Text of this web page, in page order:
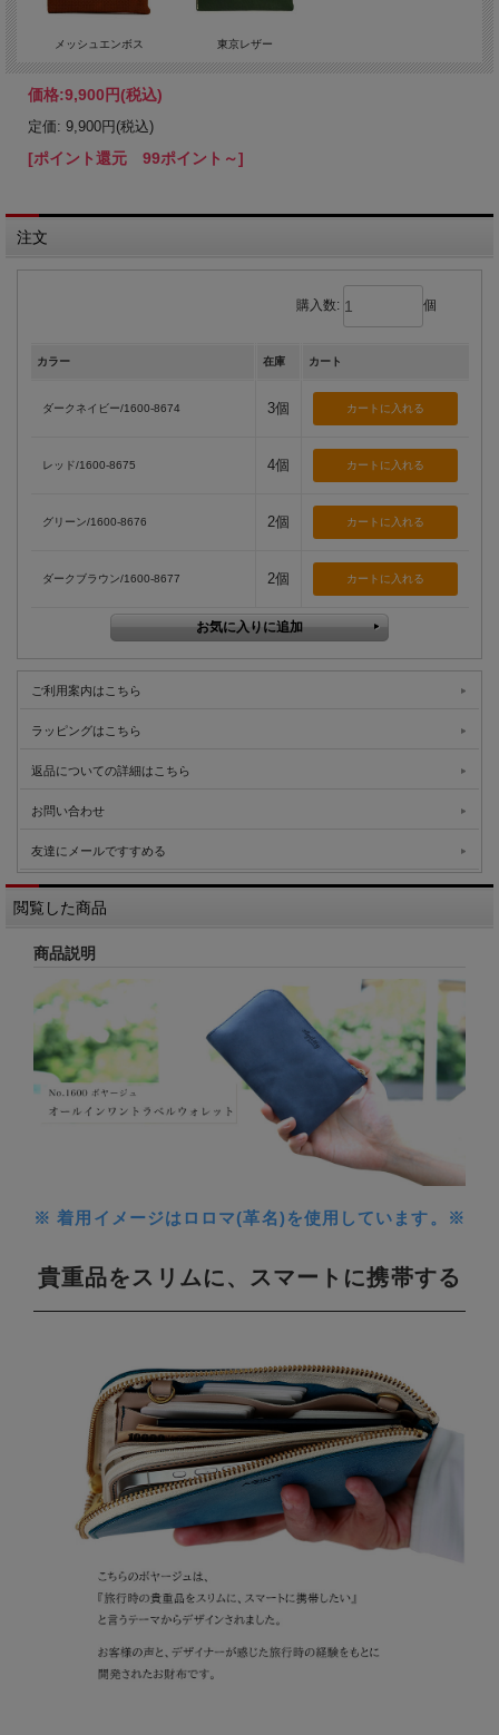
メッシュエンボス 東京レザー
価格:9,900円(税込)
定価: 9,900円(税込)
[ポイント還元 99ポイント～]
注文
購入数: 個
カラー 在庫 カート
ダークネイビー/1600-8674 3個
レッド/1600-8675 4個
グリーン/1600-8676 2個
ダークブラウン/1600-8677 2個
ご利用案内はこちら
ラッピングはこちら
返品についての詳細はこちら
お問い合わせ
友達にメールですすめる
閲覧した商品
商品説明
※ 着用イメージはロロマ(革名)を使用しています。※
貴重品をスリムに、スマートに携帯する